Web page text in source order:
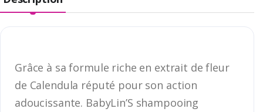
Grâce à sa formule riche en extrait de fleur
de Calendula réputé pour son action
adoucissante. BabyLin’S shampooing